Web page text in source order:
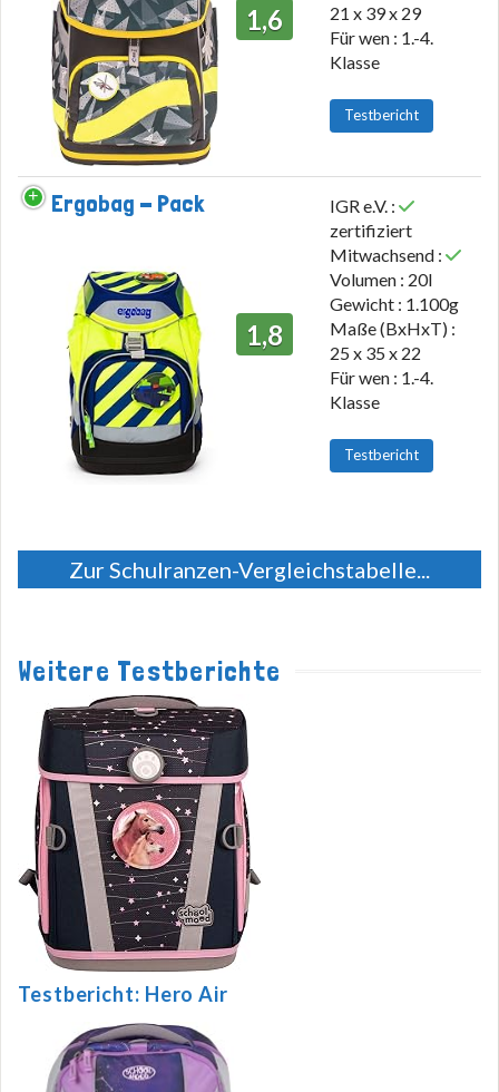
1,6
21 x 39 x 29
Für wen : 1.-4.
Klasse
Testbericht
Ergobag - Pack
1,8
IGR e.V. :
zertifiziert
Mitwachsend :
Volumen : 20l
Gewicht : 1.100g
Maße (BxHxT) :
25 x 35 x 22
Für wen : 1.-4.
Klasse
Testbericht
Zur Schulranzen-Vergleichstabelle...
Weitere Testberichte
Testbericht: Hero Air